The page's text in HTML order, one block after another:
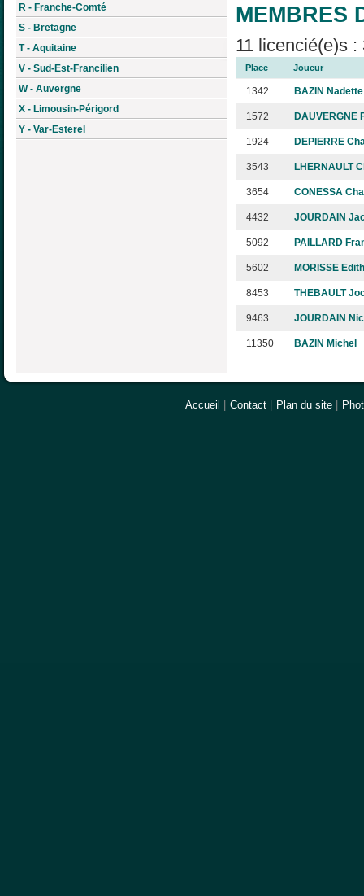
R - Franche-Comté
S - Bretagne
T - Aquitaine
V - Sud-Est-Francilien
W - Auvergne
X - Limousin-Périgord
Y - Var-Esterel
MEMBRES
11 licencié(e)s
Place Joueur
1342 BAZIN Nadette
1572 DAUVERGNE
1924 DEPIERRE
3543 LHERNAULT
3654 CONESSA
4432 JOURDAIN
5092 PAILLARD
5602 MORISSE Edith
8453 THEBAULT
9463 JOURDAIN
11350 BAZIN Michel
Accueil Contact Plan du site